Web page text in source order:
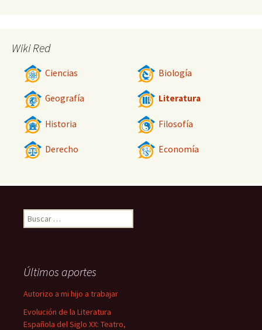
Wiki Red
Ciencias Biología
Geografía Literatura
Historia Filosofía
Derecho Economía
Buscar:
Últimos aportes
Autorizo a mi hijo a trabajar
Evolución de la Literatura
Española del Siglo XX: Teatro,